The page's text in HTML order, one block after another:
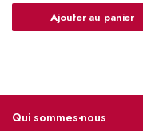
Ajouter au panier
Qui sommes-nous